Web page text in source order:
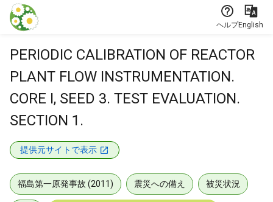
本文に飛ぶ
ヘルプEnglish
PERIODIC CALIBRATION OF REACTOR
PLANT FLOW INSTRUMENTATION.
CORE I, SEED 3. TEST EVALUATION.
SECTION 1.
提供元サイトで表示
福島第一原発事故 (2011) 震災への備え 被災状況